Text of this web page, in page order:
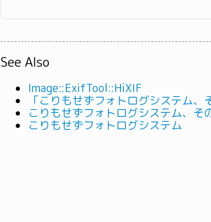
See Also
Image::ExifTool::HiXIF
「こりもせずフォトログシステム、
こりもせずフォトログシステム、そ
こりもせずフォトログシステム